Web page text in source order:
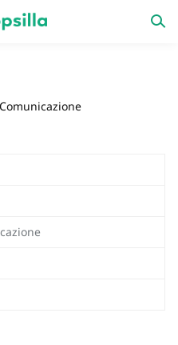
nuove uscite
Comunicazione